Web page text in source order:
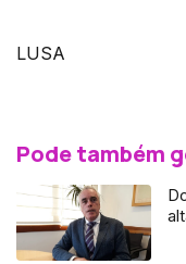
LUSA
Pode também